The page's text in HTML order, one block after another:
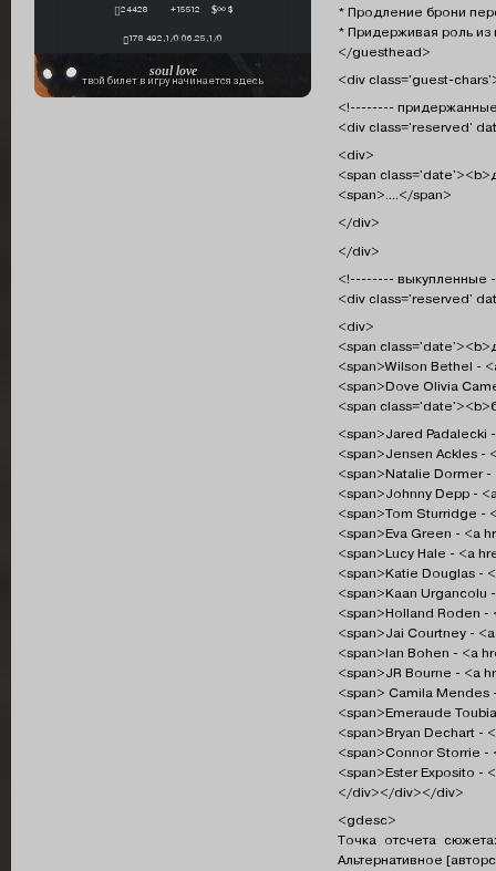
24428 +15512 ∞ $
178 492,1/0 06.25,1/0
soul love
твой билет в игру начинается здесь
* Продление брони
* Придерживая роль
</guesthead>
<div class='guest-
<!--------
<div class='reserved'
<div>
<span
<span>....</span>
</div>
</div>
<!-------- выкупленные
<div class='reserved'
<div>
<span
<span>Wilson Bethel -
<span>Dove Olivia
<span
<span>Jared Padalecki
<span>Jensen Ackles -
<span>Natalie Dormer
<span>Johnny Depp -
<span>Tom Sturridge -
<span>Eva Green - <a
<span>Lucy Hale - <a
<span>Katie Douglas -
<span>Kaan Urgancolu
<span>Holland Roden
<span>Jai Courtney -
<span>Ian Bohen - <a
<span>JR Bourne - <a
<span> Camila
<span>Emeraude
<span>Bryan Dechart -
<span>Connor Storrie -
<span>Ester Exposito -
</div></div></div>
<gdesc>
Точка отсчета
Альтернативное